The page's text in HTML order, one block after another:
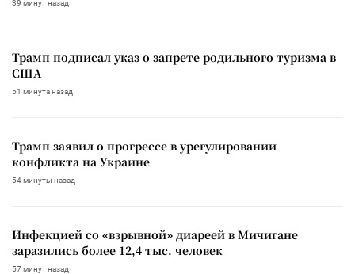
39 минут назад
Трамп подписал указ о запрете родильного туризма в
США
51 минута назад
Трамп заявил о прогрессе в урегулировании
конфликта на Украине
54 минуты назад
Инфекцией со «взрывной» диареей в Мичигане
заразились более 12,4 тыс. человек
57 минут назад